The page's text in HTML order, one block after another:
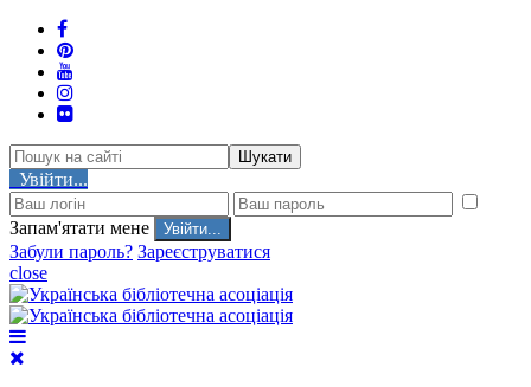
Шукати
Увійти...
Запам'ятати мене
Забули пароль? Зареєструватися
close